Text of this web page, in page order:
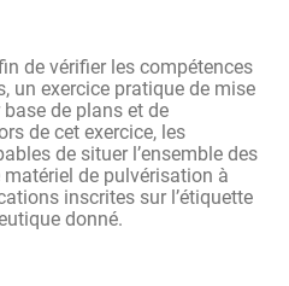
de vérifier les compétences
un exercice pratique de mise
de plans et de
de cet exercice, les
de situer l’ensemble des
de pulvérisation à
inscrites sur l’étiquette
donné.